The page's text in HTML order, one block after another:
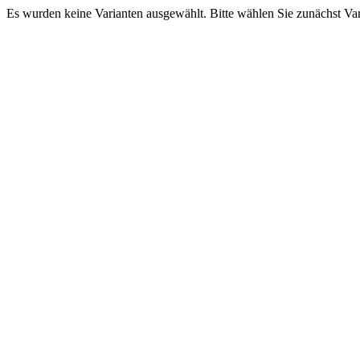
Es wurden keine Varianten ausgewählt. Bitte wählen Sie zunächst